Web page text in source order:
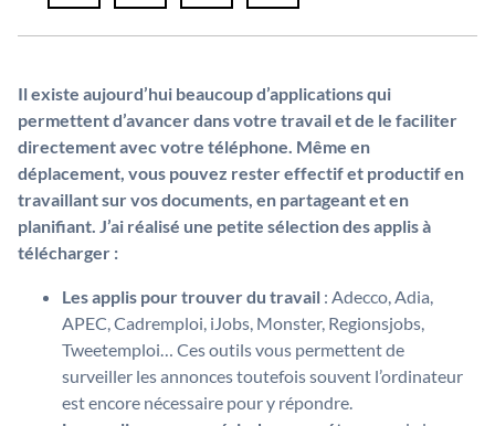
Il existe aujourd’hui beaucoup d’applications qui
permettent d’avancer dans votre travail et de le faciliter
directement avec votre téléphone. Même en
déplacement, vous pouvez rester effectif et productif en
travaillant sur vos documents, en partageant et en
planifiant. J’ai réalisé une petite sélection des applis à
télécharger :
Les applis pour trouver du travail : Adecco, Adia,
APEC, Cadremploi, iJobs, Monster, Regionsjobs,
Tweetemploi… Ces outils vous permettent de
surveiller les annonces toutefois souvent l’ordinateur
est encore nécessaire pour y répondre.